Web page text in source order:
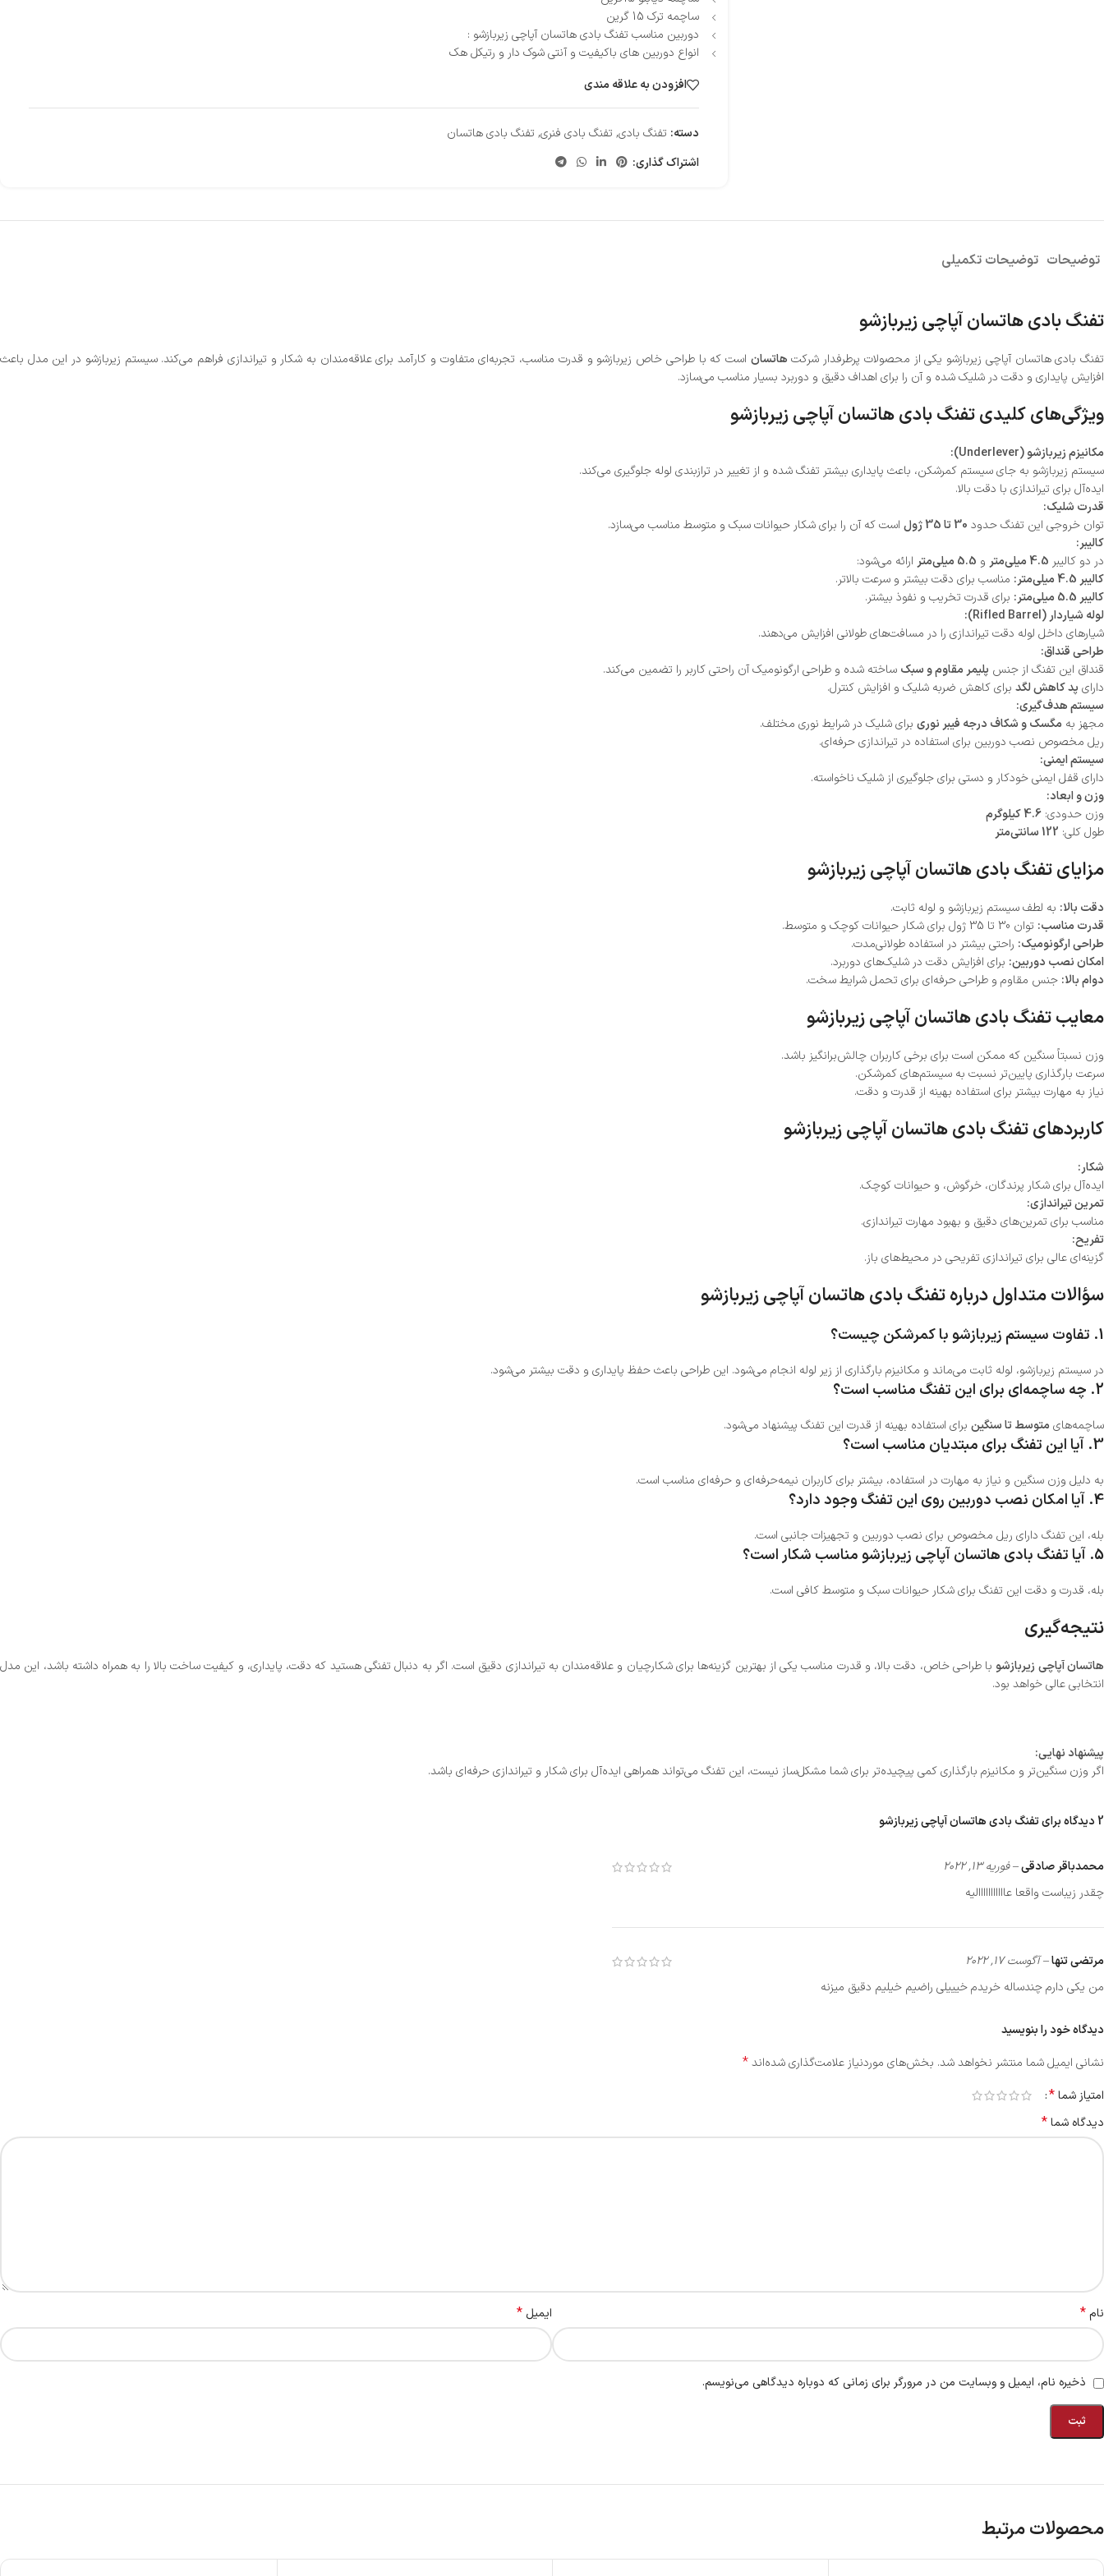
ساچمه ترک 15 گرین
دوربین مناسب تفنگ بادی هاتسان آپاچی زیربازشو :
انواع دوربین های باکیفیت و آنتی شوک دار و رتیکل هک
افزودن به علاقه مندی
دسته: تفنگ بادی, تفنگ بادی فنری, تفنگ بادی هاتسان
اشتراک گذاری:
توضیحات توضیحات تکمیلی
تفنگ بادی هاتسان آپاچی زیربازشو
تفنگ بادی هاتسان آپاچی زیربازشو یکی از محصولات پرطرفدار شرکت هاتسان است که با طراحی خاص زیربازشو و قدرت مناسب، تجربه‌ای متفاوت و کارآمد برای علاقه‌مندان به شکار و تیراندازی فراهم می‌کند. سیستم زیربازشو در این مدل باعث
افزایش پایداری و دقت در شلیک شده و آن را برای اهداف دقیق و دوربرد بسیار مناسب می‌سازد.
ویژگی‌های کلیدی تفنگ بادی هاتسان آپاچی زیربازشو
مکانیزم زیربازشو (Underlever):
سیستم زیربازشو به جای سیستم کمرشکن، باعث پایداری بیشتر تفنگ شده و از تغییر در ترازبندی لوله جلوگیری می‌کند.
ایده‌آل برای تیراندازی با دقت بالا.
قدرت شلیک:
توان خروجی این تفنگ حدود 30 تا 35 ژول
است که آن را برای شکار حیوانات سبک و متوسط مناسب می‌سازد.
کالیبر:
در دو کالیبر 4.5 میلی‌متر و 5.5 میلی‌متر
ارائه می‌شود:
کالیبر 4.5 میلی‌متر:
مناسب برای دقت بیشتر و سرعت بالاتر.
کالیبر 5.5 میلی‌متر:
برای قدرت تخریب و نفوذ بیشتر.
لوله شیار‌دار (Rifled Barrel):
شیارهای داخل لوله دقت تیراندازی را در مسافت‌های طولانی افزایش می‌دهند.
طراحی قنداق:
قنداق این تفنگ از جنس پلیمر مقاوم و سبک ساخته شده و طراحی ارگونومیک آن راحتی کاربر را تضمین می‌کند.
دارای پد کاهش لگد برای کاهش ضربه شلیک و افزایش کنترل.
سیستم هدف‌گیری:
مجهز به مگسک و شکاف درجه فیبر نوری برای شلیک در شرایط نوری مختلف.
ریل مخصوص نصب دوربین برای استفاده در تیراندازی حرفه‌ای.
سیستم ایمنی:
دارای قفل ایمنی خودکار و دستی برای جلوگیری از شلیک ناخواسته.
وزن و ابعاد:
وزن حدودی: 4.6 کیلوگرم
طول کلی: 122 سانتی‌متر
مزایای تفنگ بادی هاتسان آپاچی زیربازشو
دقت بالا: به لطف سیستم زیربازشو و لوله ثابت.
قدرت مناسب: توان 30 تا 35 ژول برای شکار حیوانات کوچک و متوسط.
طراحی ارگونومیک: راحتی بیشتر در استفاده طولانی‌مدت.
امکان نصب دوربین: برای افزایش دقت در شلیک‌های دوربرد.
دوام بالا: جنس مقاوم و طراحی حرفه‌ای برای تحمل شرایط سخت.
معایب تفنگ بادی هاتسان آپاچی زیربازشو
وزن نسبتاً سنگین که ممکن است برای برخی کاربران چالش‌برانگیز باشد.
سرعت بارگذاری پایین‌تر نسبت به سیستم‌های کمرشکن.
نیاز به مهارت بیشتر برای استفاده بهینه از قدرت و دقت.
کاربردهای تفنگ بادی هاتسان آپاچی زیربازشو
شکار:
ایده‌آل برای شکار پرندگان، خرگوش، و حیوانات کوچک.
تمرین تیراندازی:
مناسب برای تمرین‌های دقیق و بهبود مهارت تیراندازی.
تفریح:
گزینه‌ای عالی برای تیراندازی تفریحی در محیط‌های باز.
سؤالات متداول درباره تفنگ بادی هاتسان آپاچی زیربازشو
1. تفاوت سیستم زیربازشو با کمرشکن چیست؟
در سیستم زیربازشو، لوله ثابت می‌ماند و مکانیزم بارگذاری از زیر لوله انجام می‌شود. این طراحی باعث حفظ پایداری و دقت بیشتر می‌شود.
2. چه ساچمه‌ای برای این تفنگ مناسب است؟
ساچمه‌های متوسط تا سنگین برای استفاده بهینه از قدرت این تفنگ پیشنهاد می‌شود.
3. آیا این تفنگ برای مبتدیان مناسب است؟
به دلیل وزن سنگین و نیاز به مهارت در استفاده، بیشتر برای کاربران نیمه‌حرفه‌ای و حرفه‌ای مناسب است.
4. آیا امکان نصب دوربین روی این تفنگ وجود دارد؟
بله، این تفنگ دارای ریل مخصوص برای نصب دوربین و تجهیزات جانبی است.
5. آیا تفنگ بادی هاتسان آپاچی زیربازشو مناسب شکار است؟
بله، قدرت و دقت این تفنگ برای شکار حیوانات سبک و متوسط کافی است.
نتیجه‌گیری
هاتسان آپاچی زیربازشو با طراحی خاص، دقت بالا، و قدرت مناسب یکی از بهترین گزینه‌ها برای شکارچیان و علاقه‌مندان به تیراندازی دقیق است. اگر به دنبال تفنگی هستید که دقت، پایداری، و کیفیت ساخت بالا را به همراه داشته باشد، این مدل
انتخابی عالی خواهد بود.
پیشنهاد نهایی:
اگر وزن سنگین‌تر و مکانیزم بارگذاری کمی پیچیده‌تر برای شما مشکل‌ساز نیست، این تفنگ می‌تواند همراهی ایده‌آل برای شکار و تیراندازی حرفه‌ای باشد.
2 دیدگاه برای تفنگ بادی هاتسان آپاچی زیربازشو
محمدباقر صادقی–فوریه 13, 2022
چقدر زیباست واقعا عااااااااااالیه
مرتضی تنها–آگوست 17, 2022
من یکی دارم چندساله خریدم خیییلی راضیم خیلیم دقیق میزنه
دیدگاه خود را بنویسید
نشانی ایمیل شما منتشر نخواهد شد. بخش‌های موردنیاز علامت‌گذاری شده‌اند*
امتیاز شما*
دیدگاه شما*
نام* ایمیل *
ذخیره نام، ایمیل و وبسایت من در مرورگر برای زمانی که دوباره دیدگاهی می‌نویسم.
محصولات مرتبط